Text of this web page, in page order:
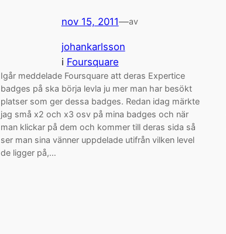
nov 15, 2011—av
johankarlsson
i Foursquare
Igår meddelade Foursquare att deras Expertice
badges på ska börja levla ju mer man har besökt
platser som ger dessa badges. Redan idag märkte
jag små x2 och x3 osv på mina badges och när
man klickar på dem och kommer till deras sida så
ser man sina vänner uppdelade utifrån vilken level
de ligger på,…